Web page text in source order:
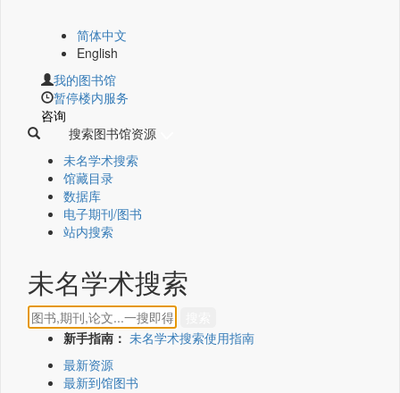
简体中文
English
我的图书馆
暂停楼内服务
咨询
搜索图书馆资源
未名学术搜索
馆藏目录
数据库
电子期刊/图书
站内搜索
未名学术搜索
新手指南： 未名学术搜索使用指南
最新资源
最新到馆图书